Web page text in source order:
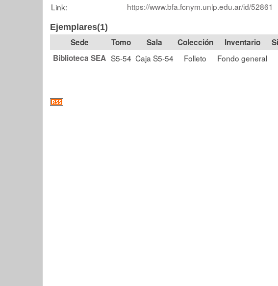
Link:
https://www.bfa.fcnym.unlp.edu.ar/id/52861
Ejemplares(1)
Tomo Sala Colección
Biblioteca SEA S5-54 Caja S5-54 Folleto Fondo general